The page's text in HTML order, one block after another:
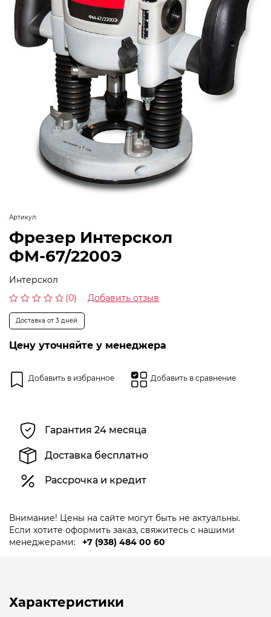
Артикул:
Фрезер Интерскол
ФМ-67/2200Э
Интерскол
0
из
(0) Добавить отзыв
Доставка от 3 дней
Цену уточняйте у менеджера
Добавить в избранное Добавить в сравнение
Гарантия 24 месяца
Доставка бесплатно
Рассрочка и кредит
Внимание! Цены на сайте могут быть не актуальны.
Если хотите оформить заказ, свяжитесь с нашими
менеджерами:
+7 (938) 484 00 60
Характеристики